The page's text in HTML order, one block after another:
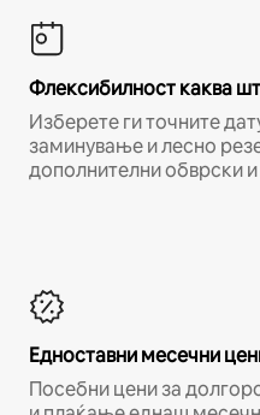
Флексибилност каква
Изберете ги точните
заминување и лесно
дополнителни обврски
Едноставни месечни
Посебни цени за